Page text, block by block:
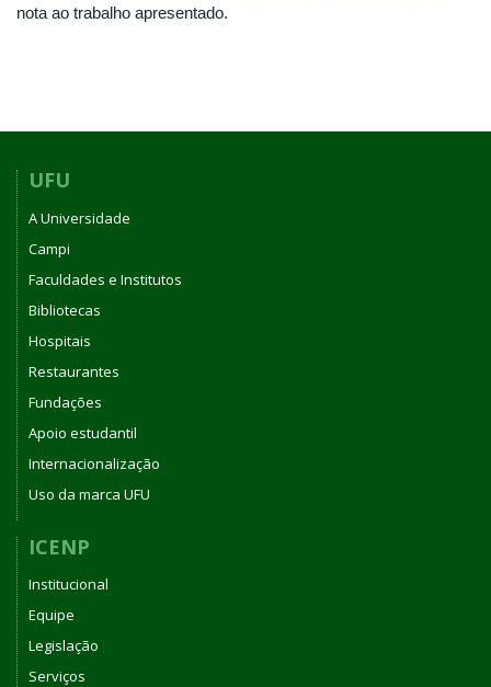
nota ao trabalho apresentado.
UFU
A Universidade
Campi
Faculdades e Institutos
Bibliotecas
Hospitais
Restaurantes
Fundações
Apoio estudantil
Internacionalização
Uso da marca UFU
ICENP
Institucional
Equipe
Legislação
Serviços